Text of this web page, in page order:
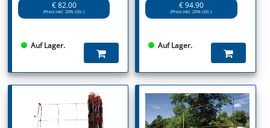
€ 82.00
(Preis inkl. 20% USt.)
Auf Lager.
€ 94.90
(Preis inkl. 20% USt.)
Auf Lager.